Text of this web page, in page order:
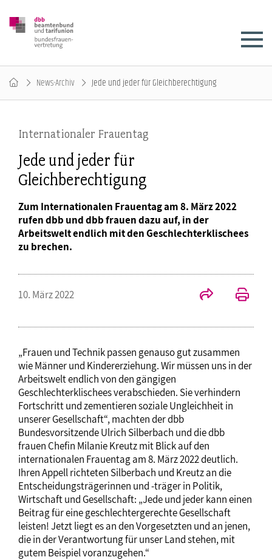
News-Archiv Jede und jeder für Gleichberechtigung
Internationaler Frauentag
Jede und jeder für
Gleichberechtigung
Zum Internationalen Frauentag am 8. März 2022
rufen dbb und dbb frauen dazu auf, in der
Arbeitswelt endlich mit den Geschlechterklischees
zu brechen.
10. März 2022
„Frauen und Technik passen genauso gut zusammen
wie Männer und Kindererziehung. Wir müssen uns in der
Arbeitswelt endlich von den gängigen
Geschlechterklischees verabschieden. Sie verhindern
Fortschritt und zementieren soziale Ungleichheit in
unserer Gesellschaft“, machten der dbb
Bundesvorsitzende Ulrich Silberbach und die dbb
frauen Chefin Milanie Kreutz mit Blick auf den
internationalen Frauentag am 8. März 2022 deutlich.
Ihren Appell richteten Silberbach und Kreutz an die
Entscheidungsträgerinnen und -träger in Politik,
Wirtschaft und Gesellschaft: „Jede und jeder kann einen
Beitrag für eine geschlechtergerechte Gesellschaft
leisten! Jetzt liegt es an den Vorgesetzten und an jenen,
die in der Verantwortung für unser Land stehen, mit
gutem Beispiel voranzugehen.“